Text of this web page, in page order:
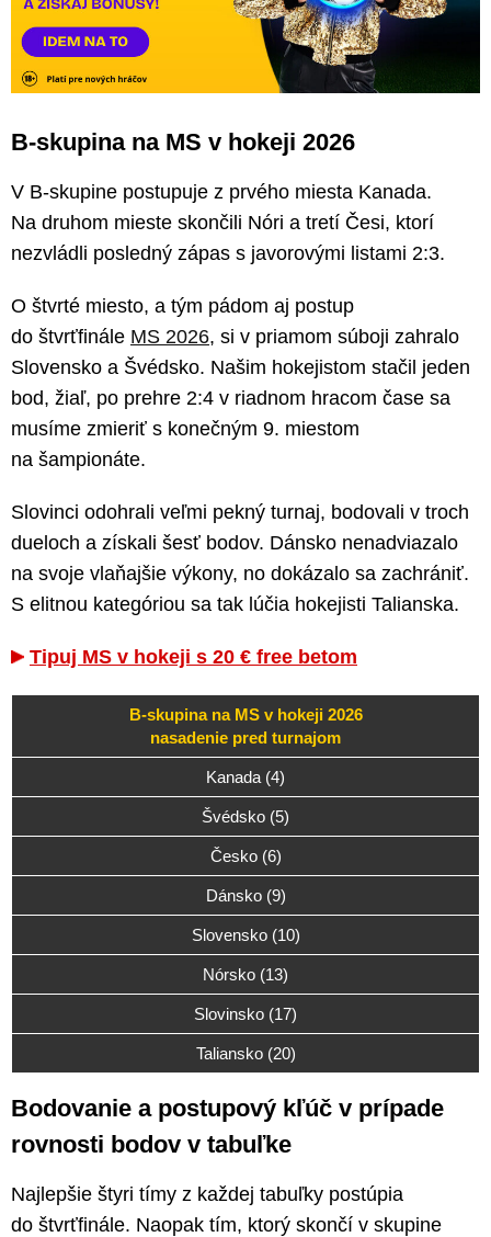
B-skupina na MS v hokeji 2026
V B-skupine postupuje z prvého miesta Kanada.
Na druhom mieste skončili Nóri a tretí Česi, ktorí
nezvládli posledný zápas s javorovými listami 2:3.
O štvrté miesto, a tým pádom aj postup
do štvrťfinále MS 2026, si v priamom súboji zahralo
Slovensko a Švédsko. Našim hokejistom stačil jeden
bod, žiaľ, po prehre 2:4 v riadnom hracom čase sa
musíme zmieriť s konečným 9. miestom
na šampionáte.
Slovinci odohrali veľmi pekný turnaj, bodovali v troch
dueloch a získali šesť bodov. Dánsko nenadviazalo
na svoje vlaňajšie výkony, no dokázalo sa zachrániť.
S elitnou kategóriou sa tak lúčia hokejisti Talianska.
Tipuj MS v hokeji s 20 € free betom
B-skupina na MS v hokeji 2026
nasadenie pred turnajom
Kanada (4)
Švédsko (5)
Česko (6)
Dánsko (9)
Slovensko (10)
Nórsko (13)
Slovinsko (17)
Taliansko (20)
Bodovanie a postupový kľúč v prípade
rovnosti bodov v tabuľke
Najlepšie štyri tímy z každej tabuľky postúpia
do štvrťfinále. Naopak tím, ktorý skončí v skupine